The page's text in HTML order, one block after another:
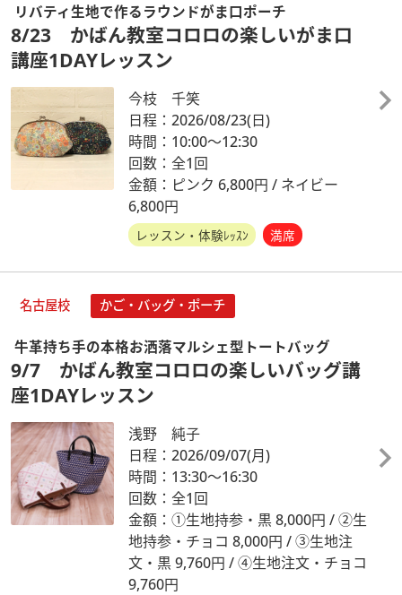
リバティ生地で作るラウンドがま口ポーチ
8/23 かばん教室コロロの楽しいがま口
講座1DAYレッスン
今枝 千笑
日程：2026/08/23(日)
時間：10:00～12:30
回数：全1回
金額：ピンク 6,800円 / ネイビー
6,800円
レッスン・体験ﾚｯｽﾝ 満席
名古屋校 かご・バッグ・ポーチ
牛革持ち手の本格お洒落マルシェ型トートバッグ
9/7 かばん教室コロロの楽しいバッグ講
座1DAYレッスン
浅野 純子
日程：2026/09/07(月)
時間：13:30～16:30
回数：全1回
金額：①生地持参・黒 8,000円 / ②生
地持参・チョコ 8,000円 / ③生地注
文・黒 9,760円 / ④生地注文・チョコ
9,760円